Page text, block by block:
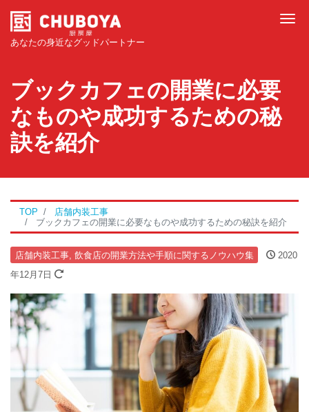
あなたの身近なグッドパートナー
ブックカフェの開業に必要
なものや成功するための秘
訣を紹介
TOP
店舗内装工事
ブックカフェの開業に必要なものや成功するための秘訣を紹介
店舗内装工事, 飲食店の開業方法や手順に関するノウハウ集
2020
年12月7日